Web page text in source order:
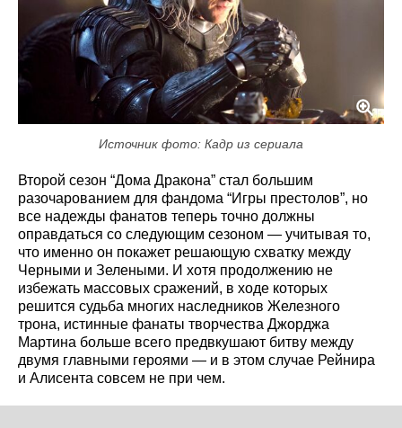
Источник фото: Кадр из сериала
Второй сезон “Дома Дракона” стал большим
разочарованием для фандома “Игры престолов”, но
все надежды фанатов теперь точно должны
оправдаться со следующим сезоном — учитывая то,
что именно он покажет решающую схватку между
Черными и Зелеными. И хотя продолжению не
избежать массовых сражений, в ходе которых
решится судьба многих наследников Железного
трона, истинные фанаты творчества Джорджа
Мартина больше всего предвкушают битву между
двумя главными героями — и в этом случае Рейнира
и Алисента совсем не при чем.